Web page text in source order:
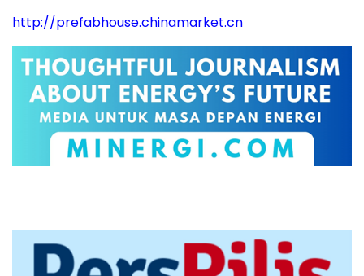
http://prefabhouse.chinamarket.cn